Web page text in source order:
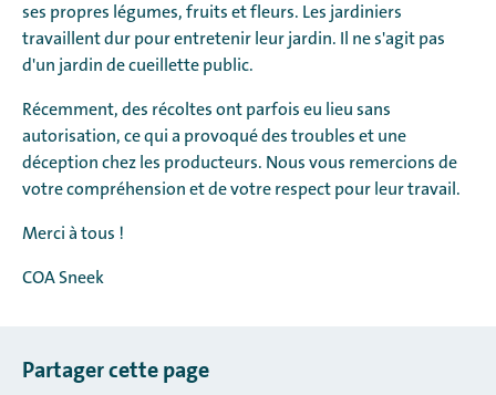
ses propres légumes, fruits et fleurs. Les jardiniers
travaillent dur pour entretenir leur jardin. Il ne s'agit pas
d'un jardin de cueillette public.
Récemment, des récoltes ont parfois eu lieu sans
autorisation, ce qui a provoqué des troubles et une
déception chez les producteurs. Nous vous remercions de
votre compréhension et de votre respect pour leur travail.
Merci à tous !
COA Sneek
Partager cette page